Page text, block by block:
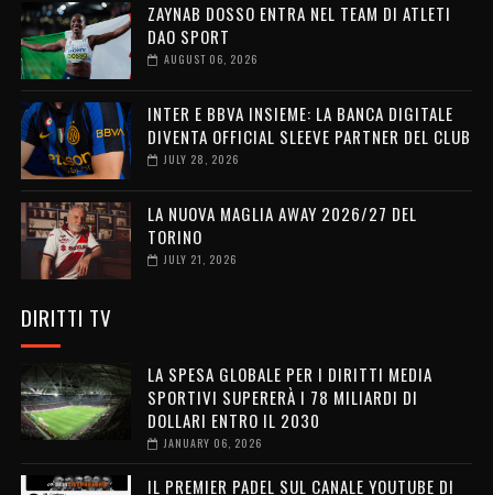
ZAYNAB DOSSO ENTRA NEL TEAM DI ATLETI
DAO SPORT
AUGUST 06, 2026
INTER E BBVA INSIEME: LA BANCA DIGITALE
DIVENTA OFFICIAL SLEEVE PARTNER DEL CLUB
JULY 28, 2026
LA NUOVA MAGLIA AWAY 2026/27 DEL
TORINO
JULY 21, 2026
DIRITTI TV
LA SPESA GLOBALE PER I DIRITTI MEDIA
SPORTIVI SUPERERÀ I 78 MILIARDI DI
DOLLARI ENTRO IL 2030
JANUARY 06, 2026
IL PREMIER PADEL SUL CANALE YOUTUBE DI